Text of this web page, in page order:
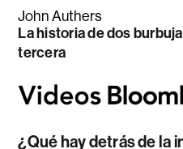
John Authers
La historia de dos
tercera
¿Qué hay detrás de la